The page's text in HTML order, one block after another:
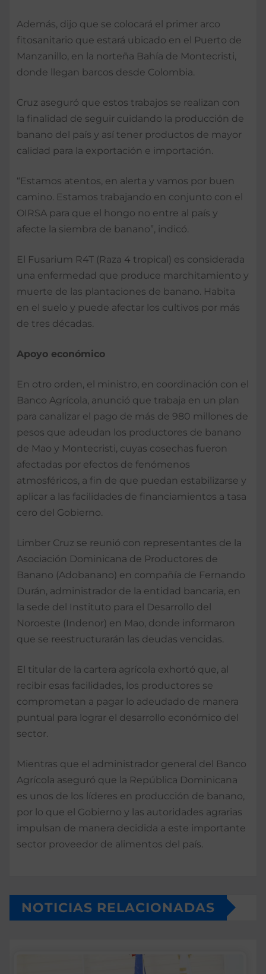
Además, dijo que se colocará el primer arco
fitosanitario que estará ubicado en el Puerto de
Manzanillo, en la norteña Bahía de Montecristi,
donde llegan barcos desde Colombia.
Cruz aseguró que estos trabajos se realizan con
la finalidad de seguir cuidando la producción de
banano del país y así tener productos de mayor
calidad para la exportación e importación.
“Estamos atentos, en alerta y vamos por buen
camino. Estamos trabajando en conjunto con el
OIRSA para que el hongo no entre al país y
afecte la siembra de banano”, indicó.
El Fusarium R4T (Raza 4 tropical) es considerada
una enfermedad que produce marchitamiento y
muerte de las plantaciones de banano. Habita
en el suelo y puede afectar los cultivos por más
de tres décadas.
Apoyo económico
En otro orden, el ministro, en coordinación con el
Banco Agrícola, anunció que trabaja en un plan
para canalizar el pago de más de 980 millones de
pesos que adeudan los productores de banano
de Mao y Montecristi, cuyas cosechas fueron
afectadas por efectos de fenómenos
atmosféricos, a fin de que puedan estabilizarse y
aplicar a las facilidades de financiamientos a tasa
cero del Gobierno.
Limber Cruz se reunió con representantes de la
Asociación Dominicana de Productores de
Banano (Adobanano) en compañía de Fernando
Durán, administrador de la entidad bancaria, en
la sede del Instituto para el Desarrollo del
Noroeste (Indenor) en Mao, donde informaron
que se reestructurarán las deudas vencidas.
El titular de la cartera agrícola exhortó que, al
recibir esas facilidades, los productores se
comprometan a pagar lo adeudado de manera
puntual para lograr el desarrollo económico del
sector.
Mientras que el administrador general del Banco
Agrícola aseguró que la República Dominicana
es unos de los líderes en producción de banano,
por lo que el Gobierno y las autoridades agrarias
impulsan de manera decidida a este importante
sector proveedor de alimentos del país.
NOTICIAS RELACIONADAS